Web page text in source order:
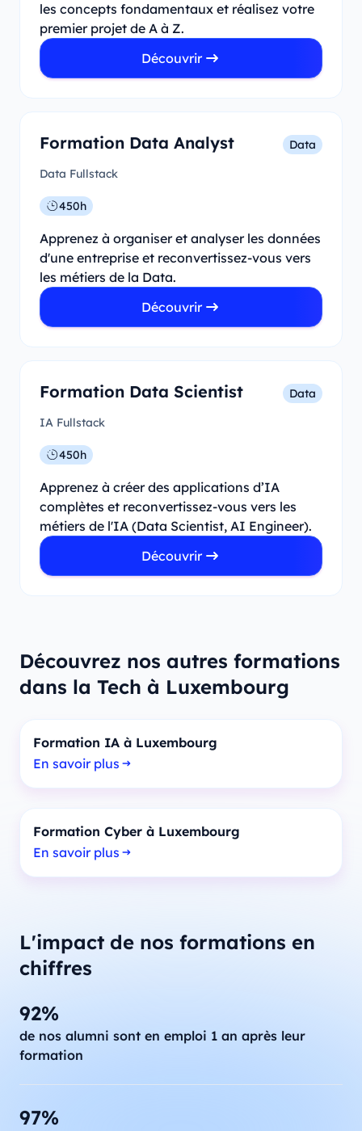
les concepts fondamentaux et réalisez votre
premier projet de A à Z.
Découvrir
Formation Data Analyst
Data
Data Fullstack
450h
Apprenez à organiser et analyser les données
d'une entreprise et reconvertissez-vous vers
les métiers de la Data.
Découvrir
Formation Data Scientist
Data
IA Fullstack
450h
Apprenez à créer des applications d’IA
complètes et reconvertissez-vous vers les
métiers de l'IA (Data Scientist, AI Engineer).
Découvrir
Découvrez nos autres formations
dans la Tech à Luxembourg
Formation IA à Luxembourg
En savoir plus
Formation Cyber à Luxembourg
En savoir plus
L'impact de nos formations en
chiffres
92%
de nos alumni sont en emploi 1 an après leur
formation
97%